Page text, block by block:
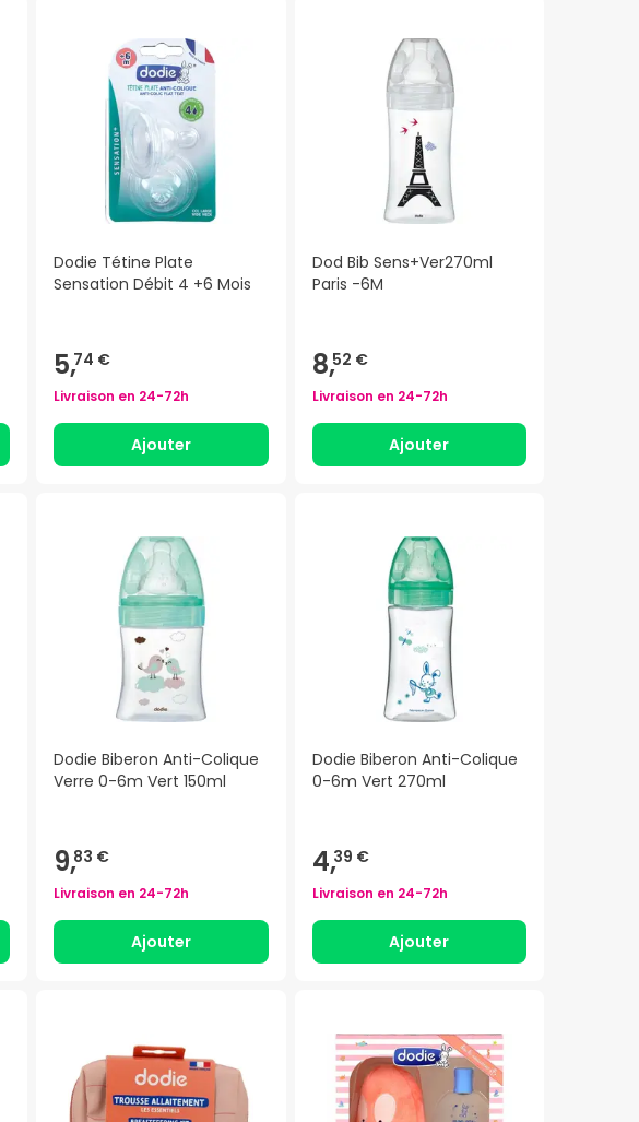
Dodie Tétine Plate
Sensation Débit 4 +6 Mois
5,74 €
Livraison en 24-72h
Ajouter
Dod Bib Sens+Ver270ml
Paris -6M
8,52 €
Livraison en 24-72h
Ajouter
Dodie Biberon Anti-Colique
Verre 0-6m Vert 150ml
9,83 €
Livraison en 24-72h
Ajouter
Dodie Biberon Anti-Colique
0-6m Vert 270ml
4,39 €
Livraison en 24-72h
Ajouter